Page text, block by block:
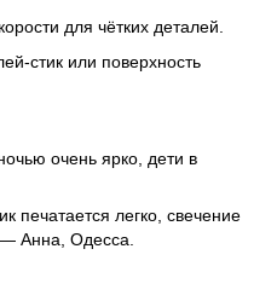
для чётких деталей.
стик или поверхность
очень ярко, дети в
печатается легко, свечение
Анна, Одесса.